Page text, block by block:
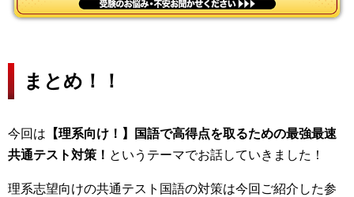
まとめ！！
今回は 【理系向け！】国語で高得点を取るための最強最速
共通テスト対策！ というテーマでお話していきました！
理系志望向けの共通テスト国語の対策は今回ご紹介した参